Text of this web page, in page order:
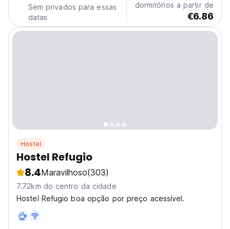
Sem privados para essas
datas
dormitórios a partir de
€6.86
Hostel
Hostel Refugio
8.4Maravilhoso(303)
7.72km do centro da cidade
Hostel Refugio boa opção por preço acessível.